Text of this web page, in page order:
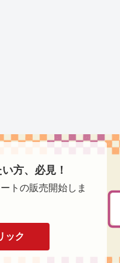
方、必見！
トの販売開始しま
ック